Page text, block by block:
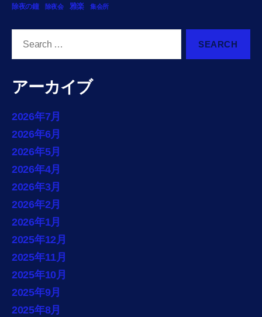
除夜の鐘 除夜会 雅楽 集会所
アーカイブ
2026年7月
2026年6月
2026年5月
2026年4月
2026年3月
2026年2月
2026年1月
2025年12月
2025年11月
2025年10月
2025年9月
2025年8月